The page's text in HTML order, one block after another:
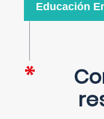
Educación